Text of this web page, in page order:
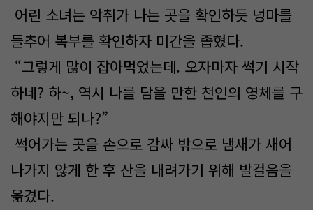
어린 소녀는 악취가 나는 곳을 확인하듯 넝마를
들추어 복부를 확인하자 미간을 좁혔다.
“그렇게 많이 잡아먹었는데. 오자마자 썩기 시작
하네? 하~, 역시 나를 담을 만한 천인의 영체를 구
해야지만 되나?”
썩어가는 곳을 손으로 감싸 밖으로 냄새가 새어
나가지 않게 한 후 산을 내려가기 위해 발걸음을
옮겼다.